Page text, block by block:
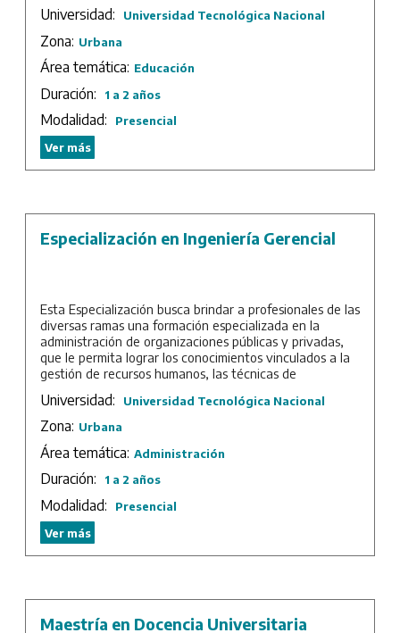
aprendizaje en los diferentes campos específicos.
Sede: UTN – Facultad Regional San Nicolás.
Universidad: Universidad Tecnológica Nacional
Zona: Urbana
Área temática: Educación
Duración: 1 a 2 años
Modalidad:
Presencial
Ver más
Especialización en Ingeniería Gerencial
Esta Especialización busca brindar a profesionales de las
diversas ramas una formación especializada en la
administración de organizaciones públicas y privadas,
que le permita lograr los conocimientos vinculados a la
gestión de recursos humanos, las técnicas de
estratégica y las técnicas de comercialización, para
lograr un desempeño exitoso.
Sede: UTN – Facultad Regional San Nicolás.
Duración: 2 años.
Universidad: Universidad Tecnológica Nacional
Zona: Urbana
Área temática: Administración
Duración: 1 a 2 años
Modalidad:
Presencial
Ver más
Maestría en Docencia Universitaria